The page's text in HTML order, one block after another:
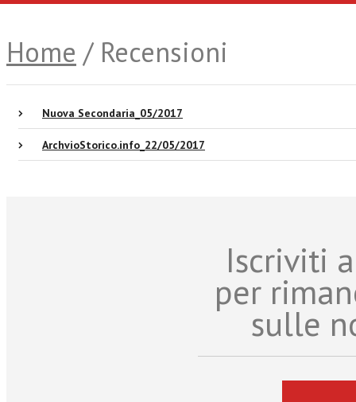
Home / Recensioni
Nuova Secondaria_05/2017
ArchvioStorico.info_22/05/2017
Iscriviti
per
sulle